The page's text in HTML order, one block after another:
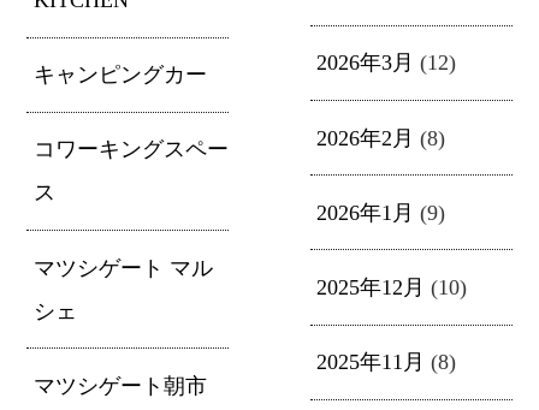
キャンピングカー
コワーキングスペー
ス
マツシゲート マル
シェ
マツシゲート朝市
2026年3月 (12)
2026年2月 (8)
2026年1月 (9)
2025年12月 (10)
2025年11月 (8)